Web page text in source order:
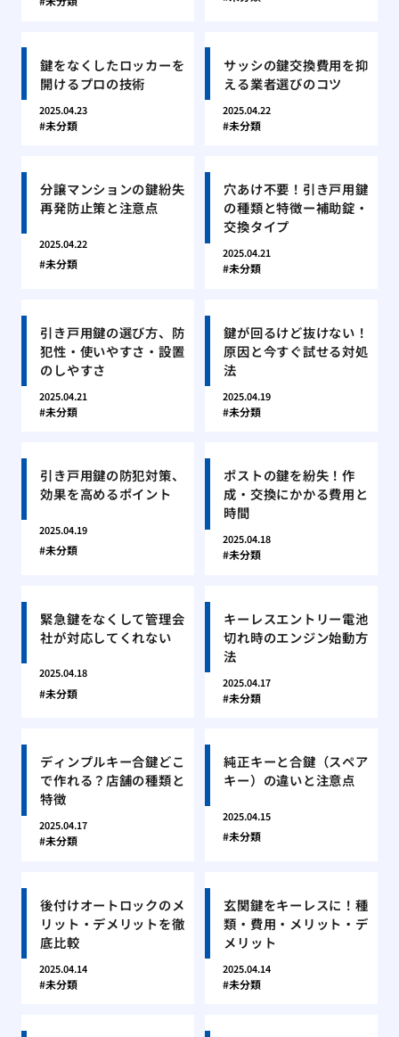
鍵をなくしたロッカーを
開けるプロの技術
2025.04.23
未分類
サッシの鍵交換費用を抑
える業者選びのコツ
2025.04.22
未分類
分譲マンションの鍵紛失
再発防止策と注意点
2025.04.22
未分類
穴あけ不要！引き戸用鍵
の種類と特徴ー補助錠・
交換タイプ
2025.04.21
未分類
引き戸用鍵の選び方、防
犯性・使いやすさ・設置
のしやすさ
2025.04.21
未分類
鍵が回るけど抜けない！
原因と今すぐ試せる対処
法
2025.04.19
未分類
引き戸用鍵の防犯対策、
効果を高めるポイント
2025.04.19
未分類
ポストの鍵を紛失！作
成・交換にかかる費用と
時間
2025.04.18
未分類
緊急鍵をなくして管理会
社が対応してくれない
2025.04.18
未分類
キーレスエントリー電池
切れ時のエンジン始動方
法
2025.04.17
未分類
ディンプルキー合鍵どこ
で作れる？店舗の種類と
特徴
2025.04.17
未分類
純正キーと合鍵（スペア
キー）の違いと注意点
2025.04.15
未分類
後付けオートロックのメ
リット・デメリットを徹
底比較
2025.04.14
未分類
玄関鍵をキーレスに！種
類・費用・メリット・デ
メリット
2025.04.14
未分類